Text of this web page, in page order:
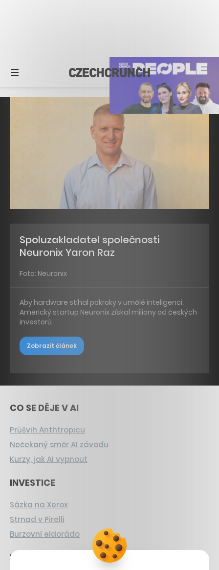
Spoluzakladatel společnosti
Neuronix Yaron Raz
Foto: Neuronix
Aby hardware stíhal pokroky v umělé inteligenci.
Americký startup Neuronix získal miliony od českých
investorů
Zobrazit článek
CO SE DĚJE V AI
Průšvih Anthtropicu
Nečekaný směr AI závodu
Kurzy, jak AI vypnout
INVESTICE
Sázka na Xerox
Strnad v Pirelli
Burzovní eldorádo
PŘÍBĚHY Z GASTRA